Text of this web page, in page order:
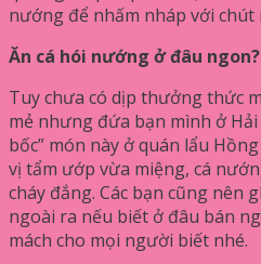
nướng để nhấm nháp với chút
Ăn cá hói nướng ở đâu ngon?
Tuy chưa có dịp thưởng thức
mẻ nhưng đứa bạn mình ở
bốc” món này ở quán lẩu
vị tẩm ướp vừa miệng, cá
cháy đắng. Các bạn cũng nên
ngoài ra nếu biết ở đâu bán
mách cho mọi người biết nhé.